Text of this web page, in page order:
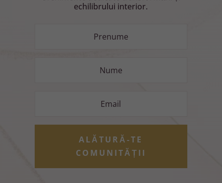
echilibrului interior.
ALĂTURĂ-TE
COMUNITĂȚII